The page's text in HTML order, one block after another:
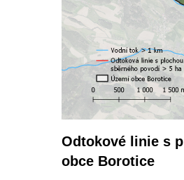
Odtokové linie s
obce Borotice